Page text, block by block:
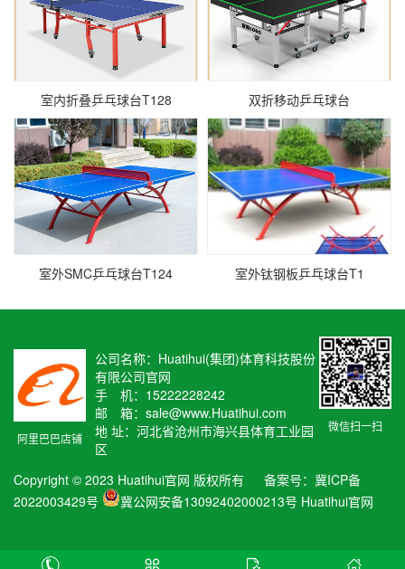
室内折叠乒乓球台T128 双折移动乒乓球台
室外SMC乒乓球台T124 室外钛钢板乒乓球台T1
微信扫一扫
阿里巴巴店铺
公司名称：Huatihui(集团)体育科技股份
有限公司官网
手 机：15222228242
邮 箱：sale@www.Huatihui.com
地 址：河北省沧州市海兴县体育工业园
区
Copyright © 2023 Huatihui官网 版权所有 备案号： 冀ICP备
2022003429号
冀公网安备13092402000213号 Huatihui官网